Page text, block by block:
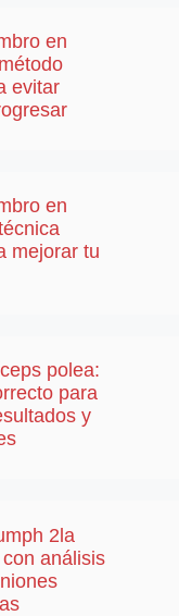
en
evitar
en
mejorar tu
polea:
para
y
2la
análisis